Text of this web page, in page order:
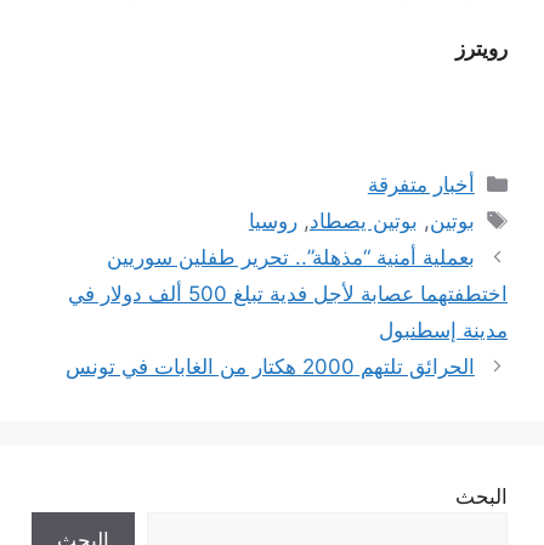
رويترز
التصنيفات
أخبار متفرقة
الوسوم
بوتين, بوتين يصطاد,روسيا
بعملية أمنية “مذهلة”.. تحرير طفلين سوريين
اختطفتهما عصابة لأجل فدية تبلغ 500 ألف دولار في
مدينة إسطنبول
الحرائق تلتهم 2000 هكتار من الغابات في تونس
البحث
البحث